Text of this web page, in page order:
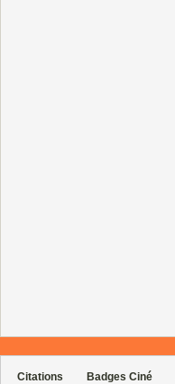
Citations Badges Ciné